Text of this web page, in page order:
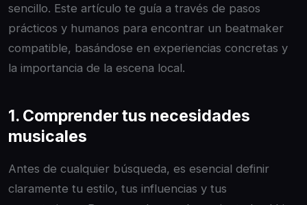
sencillo. Este artículo te guía a través de pasos
prácticos y humanos para encontrar un beatmaker
compatible, basándose en experiencias concretas y
la importancia de la escena local.
1. Comprender tus necesidades
musicales
Antes de cualquier búsqueda, es esencial definir
claramente tu estilo, tus influencias y tus